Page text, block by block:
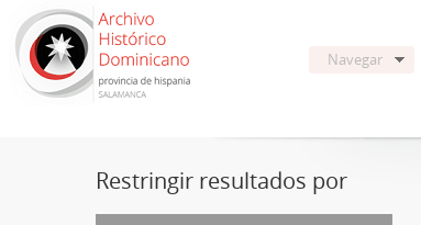
Navegar
Restringir resultados por